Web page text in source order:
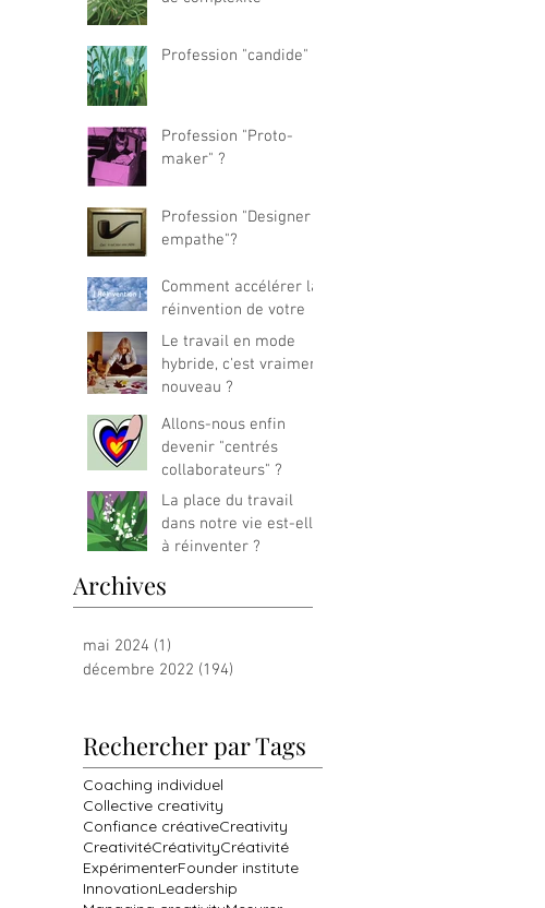
Profession "candide" ?
Profession "Proto-
maker" ?
Profession "Designer
empathe"?
Comment accélérer la
réinvention de votre
offre business ?
Le travail en mode
hybride, c'est vraiment
nouveau ?
Allons-nous enfin
devenir "centrés
collaborateurs" ?
La place du travail
dans notre vie est-elle
à réinventer ?
Archives
mai 2024 (1)
décembre 2022 (194)
Rechercher par Tags
Coaching individuel
Collective creativity
Confiance créativeCreativity
CreativitéCréativityCréativité
ExpérimenterFounder institute
InnovationLeadership